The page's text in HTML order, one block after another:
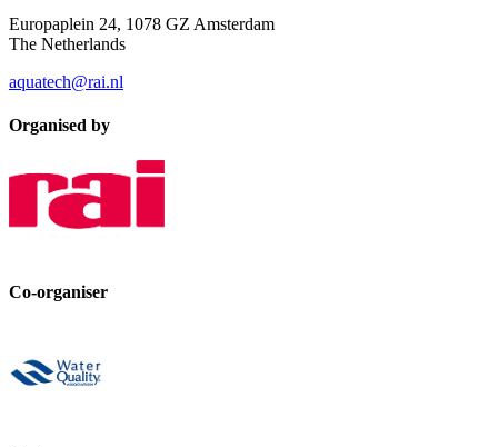
Europaplein 24, 1078 GZ Amsterdam
The Netherlands
aquatech@rai.nl
Organised by
Co-organiser